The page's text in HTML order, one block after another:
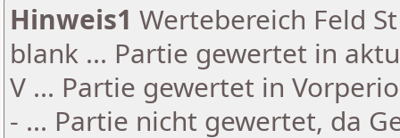
Hinweis1 Wertebereich Feld
blank ... Partie gewertet in
V ... Partie gewertet in
- ... Partie nicht gewertet, da